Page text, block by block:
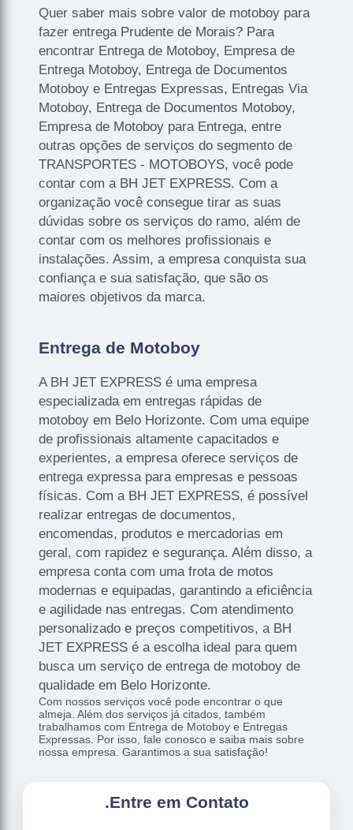
Quer saber mais sobre valor de motoboy para
fazer entrega Prudente de Morais? Para
encontrar Entrega de Motoboy, Empresa de
Entrega Motoboy, Entrega de Documentos
Motoboy e Entregas Expressas, Entregas Via
Motoboy, Entrega de Documentos Motoboy,
Empresa de Motoboy para Entrega, entre
outras opções de serviços do segmento de
TRANSPORTES - MOTOBOYS, você pode
contar com a BH JET EXPRESS. Com a
organização você consegue tirar as suas
dúvidas sobre os serviços do ramo, além de
contar com os melhores profissionais e
instalações. Assim, a empresa conquista sua
confiança e sua satisfação, que são os
maiores objetivos da marca.
Entrega de Motoboy
A BH JET EXPRESS é uma empresa
especializada em entregas rápidas de
motoboy em Belo Horizonte. Com uma equipe
de profissionais altamente capacitados e
experientes, a empresa oferece serviços de
entrega expressa para empresas e pessoas
físicas. Com a BH JET EXPRESS, é possível
realizar entregas de documentos,
encomendas, produtos e mercadorias em
geral, com rapidez e segurança. Além disso, a
empresa conta com uma frota de motos
modernas e equipadas, garantindo a eficiência
e agilidade nas entregas. Com atendimento
personalizado e preços competitivos, a BH
JET EXPRESS é a escolha ideal para quem
busca um serviço de entrega de motoboy de
qualidade em Belo Horizonte.
Com nossos serviços você pode encontrar o que
almeja. Além dos serviços já citados, também
trabalhamos com Entrega de Motoboy e Entregas
Expressas. Por isso, fale conosco e saiba mais sobre
nossa empresa. Garantimos a sua satisfação!
.Entre em Contato